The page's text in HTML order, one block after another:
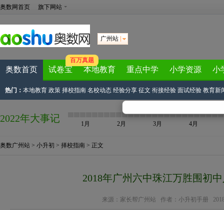
奥数网首页 旗下网站
广州站
奥数首页 试卷宝
百万真题
本地教育 重点中学 小学资源 小
热门： 本地教育 政策 择校指南 名校动态 经验分享 征文 衔接经验 面试经验 教育新
2022年大事记 1月 2月 3月 4月
奥数广州站 > 小升初 > 择校指南 > 正文
2018年广州六中珠江万胜围初
来源： 家长帮广州站 作者：小升初手册